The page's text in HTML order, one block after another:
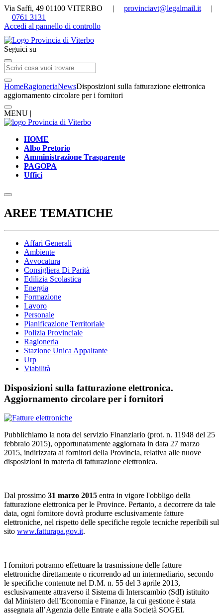
Via Saffi, 49 01100 VITERBO | provinciavt@legalmail.it |
0761 3131
Accedi al pannello di controllo
Seguici su
HomeRagioneriaNewsDisposizioni sulla fatturazione elettronica
aggiornamento circolare per i fornitori
MENU |
HOME
Albo Pretorio
Amministrazione Trasparente
PAGOPA
Uffici
AREE TEMATICHE
Affari Generali
Ambiente
Avvocatura
Consigliera Di Parità
Edilizia Scolastica
Energia
Formazione
Lavoro
Personale
Pianificazione Territoriale
Polizia Provinciale
Ragioneria
Stazione Unica Appaltante
Urp
Viabilità
Disposizioni sulla fatturazione elettronica.
Aggiornamento circolare per i fornitori
Pubblichiamo la nota del servizio Finanziario (prot. n. 11948 del 25
febbraio 2015), opportunatamente aggiornata in data 27 marzo
2015, indirizzata ai fornitori della Provincia, relativa alle nuove
disposizioni in materia di fatturazione elettronica.
Dal prossimo 31 marzo 2015 entra in vigore l'obbligo della
fatturazione elettronica per le Province. Pertanto, a decorrere da tale
data, ogni fornitore dovrà produrre esclusivamente fatture
elettroniche, nel rispetto delle specifiche regole tecniche reperibili sul
sito www.fatturapa.gov.it.
I fornitori potranno effettuare la trasmissione delle fatture
elettroniche direttamente o ricorrendo ad un intermediario, secondo
le specifiche contenute nel D.M. n. 55 del 3 aprile 2013,
esclusivamente attraverso il Sistema di Interscambio (SdI) istituito
dal Ministero dell’Economia e Finanze, la cui gestione è stata
assegnata all’Agenzia delle Entrate e alla Società SOGEI.